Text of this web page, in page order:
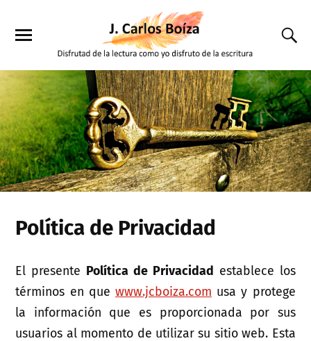
Política de Privacidad
El presente Política de Privacidad establece los
términos en que www.jcboiza.com usa y protege
la información que es proporcionada por sus
usuarios al momento de utilizar su sitio web. Esta